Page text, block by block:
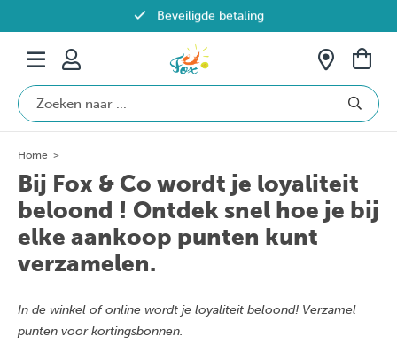
Beveiligde betaling
Gratis verzending vanaf €69 in België
Home >
Bij Fox & Co wordt je loyaliteit
beloond ! Ontdek snel hoe je bij
elke aankoop punten kunt
verzamelen.
In de winkel of online wordt je loyaliteit beloond! Verzamel
punten voor kortingsbonnen.